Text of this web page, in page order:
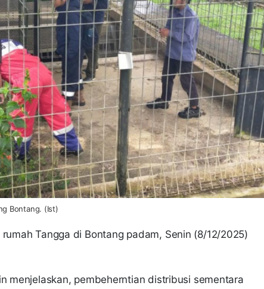
Bontang. (Ist)
Tangga di Bontang padam, Senin (8/12/2025)
menjelaskan, pembeherntian distribusi sementara